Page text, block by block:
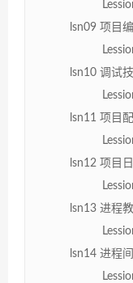
lsn09 项目
lsn10 调试
lsn11 项目
lsn12 项目
lsn13 进程
lsn14 进程